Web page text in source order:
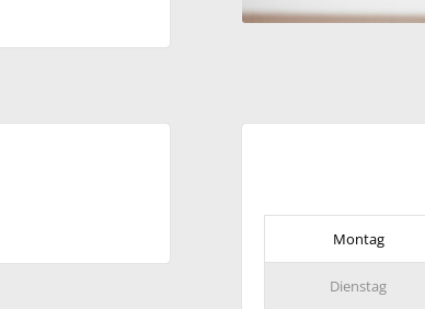
Montag
Dienstag